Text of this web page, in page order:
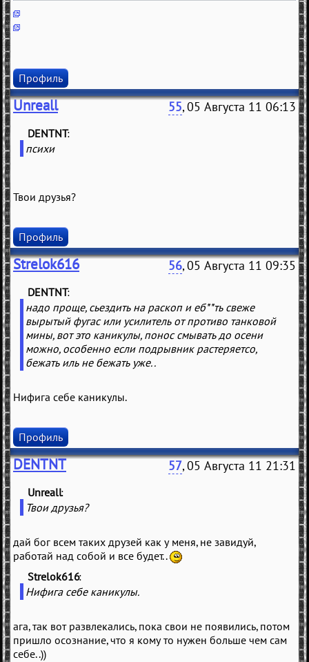
Профиль
Unreall 55, 05 Августа 11 06:13
DENTNT
психи
Твои друзья?
Профиль
Strelok616 56, 05 Августа 11 09:35
DENTNT
надо проще, сьездить на раскоп и еб**ть свеже
вырытый фугас или усилитель от противо танковой
мины, вот это каникулы, понос смывать до осени
можно, особенно если подрывник растеряетсо,
бежать иль не бежать уже..
Нифига себе каникулы.
Профиль
DENTNT 57, 05 Августа 11 21:31
Unreall
Твои друзья?
дай бог всем таких друзей как у меня, не завидуй,
работай над собой и все будет..
Strelok616
Нифига себе каникулы.
ага, так вот развлекались, пока свои не появились, потом
пришло осознание, что я кому то нужен больше чем сам
себе..))